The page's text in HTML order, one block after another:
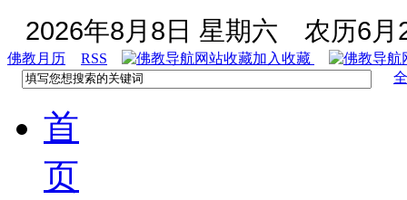
2026年8月8日 星期六 农历6月
佛教月历 RSS
加入收藏
首
页